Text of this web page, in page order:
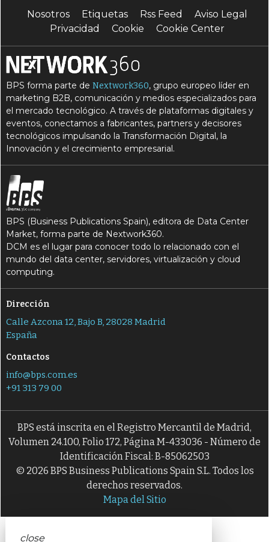
Nosotros Etiquetas Rss Feed
Aviso Legal
Privacidad
Cookie Cookie Center
BPS forma parte deNextwork360, grupo europeo líder en
marketing B2B, comunicación y medios especializados para
el mercado tecnológico. A través de plataformas digitales y
eventos, conectamos a fabricantes, partners y decisores
tecnológicos impulsando la Transformación Digital, la
Innovación y el crecimiento empresarial.
BPS (Business Publications Spain), editora de Data Center
Market, forma parte de Nextwork360.
DCM es el lugar para conocer todo lo relacionado con el
mundo del data center, servidores, virtualización y cloud
computing.
Dirección
Calle Azcona 12, Bajo B, 28028 Madrid
España
Contactos
info@bps.com.es
+91 313 79 00
BPS está inscrita en el Registro Mercantil de Madrid,
Volumen 24.100, Folio 172, Página M-433036 - Número de
Identificación Fiscal: B-85062503
© 2026 BPS Business Publications Spain S.L. Todos los
derechos reservados.
Mapa del Sitio
close